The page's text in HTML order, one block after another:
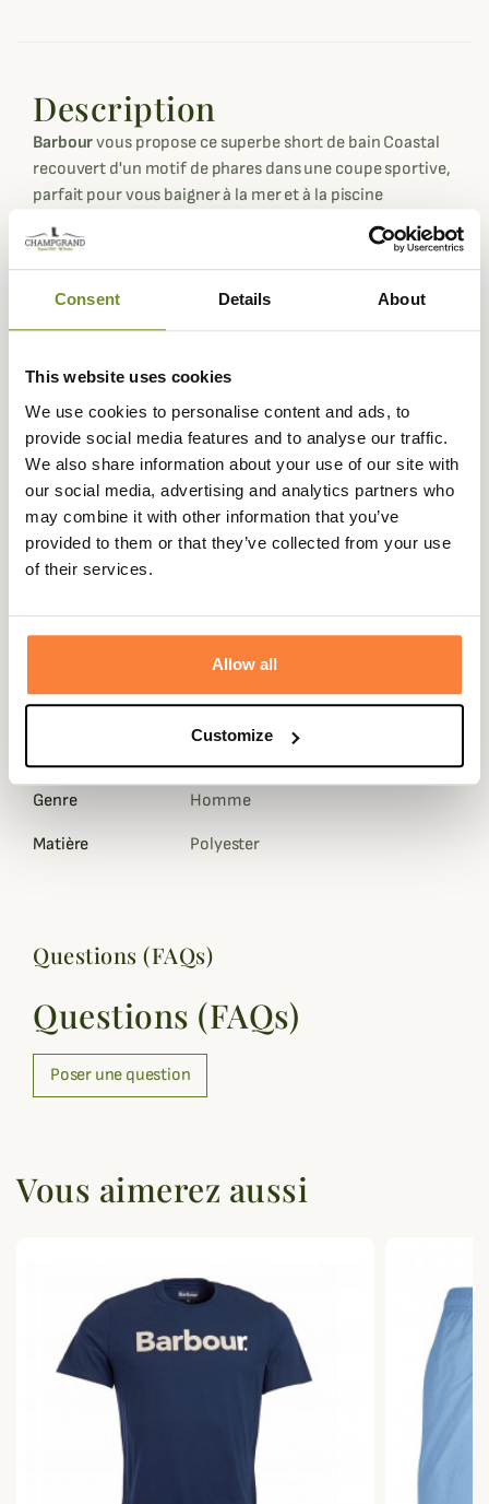
Consent Details About
This website uses cookies
We use cookies to personalise content and ads, to
provide social media features and to analyse our traffic.
We also share information about your use of our site with
our social media, advertising and analytics partners who
may combine it with other information that you’ve
provided to them or that they’ve collected from your use
of their services.
Allow all
Customize
Description
Barbourvous propose ce superbe short de bain Coastal
recouvert d'un motif de phares dans une coupe sportive,
parfait pour vous baigner à la mer et à la piscine
confortablement et avec style.
Ce short de bain Coastal est réalisé dans un tissu à
retrouverez de nombreux phares qui sont un clin d'œil à
la ville d'origine de Barbour South Shield, étant une ville
Pour plus de confort, il se règle au niveau de la taille pour
un ajustement parfait et possède une doublure en filet,
agréable lors des baignades.
Il dispose de deux poches repose-mains plaquées ainsi
qu'une poche arrière avec rabat à scratch et anneaux
d'aération.
Son look tendance et dynamique vous permet de le
rentrer de la piscine ou de la mer avec style.
Fiche technique
Composition 100 % Polyester
Genre Homme
Matière Polyester
Questions (FAQs)
Questions (FAQs)
Poser une question
Vous aimerez aussi